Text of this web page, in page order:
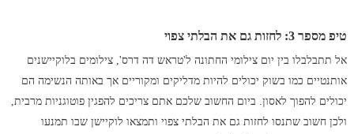
טיפ מספר 3: לחזות גם את הבלתי צפוי
אל תתבלבלו בין יום צילומי החתונה ל'טראש דה דרס', צילומים בלוקיישנים
אותנטיים כמו בשוק יכולים להיות מדליקים ומקוריים אך באותה הנשימה הם
יכולים להפוך לאסון. ביום החשוב שלכם אתם צריכים להפגין פוטוגניות מרבית,
ולכן חשוב שתנסו לחזות גם את הבלתי צפוי ותמצאו לוקיישן שבו תמנעו